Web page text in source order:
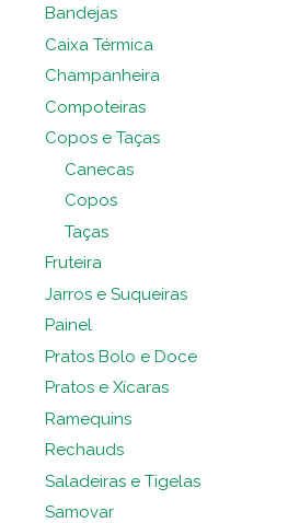
Bandejas
Caixa Térmica
Champanheira
Compoteiras
Copos e Taças
Canecas
Copos
Taças
Fruteira
Jarros e Suqueiras
Painel
Pratos Bolo e Doce
Pratos e Xícaras
Ramequins
Rechauds
Saladeiras e Tigelas
Samovar